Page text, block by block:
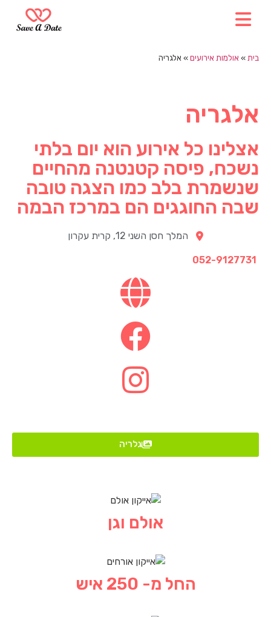
בית»אולמות אירועים»אלגריה
אלגריה
אצלינו כל אירוע הוא יום בלתי
נשכח, פיסה קטנטנה מהחיים
שנשמרת בלב כמו הצגה טובה
שבה החוגגים הם במרכז הבמה
המלך חסן השני 12, קרית עקרון
גלריה
אולם וגן
החל מ- 250 איש